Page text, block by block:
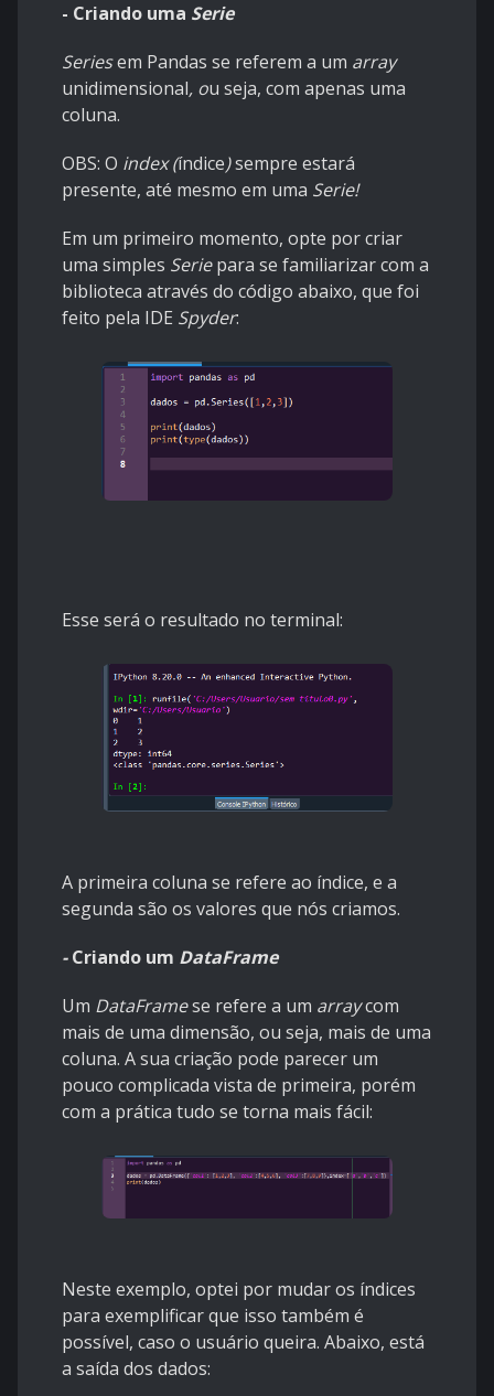
- Criando uma Serie
Seriesem Pandas se referem a um array
unidimensional, ou seja, com apenas uma
coluna.
OBS: O index (índice)sempre estará
presente, até mesmo em uma Serie!
Em um primeiro momento, opte por criar
uma simples Seriepara se familiarizar com a
biblioteca através do código abaixo, que foi
feito pela IDE Spyder:
Esse será o resultado no terminal:
A primeira coluna se refere ao índice, e a
segunda são os valores que nós criamos.
-Criando um DataFrame
Um DataFramese refere a um arraycom
mais de uma dimensão, ou seja, mais de uma
coluna. A sua criação pode parecer um
pouco complicada vista de primeira, porém
com a prática tudo se torna mais fácil:
Neste exemplo, optei por mudar os índices
para exemplificar que isso também é
possível, caso o usuário queira. Abaixo, está
a saída dos dados: